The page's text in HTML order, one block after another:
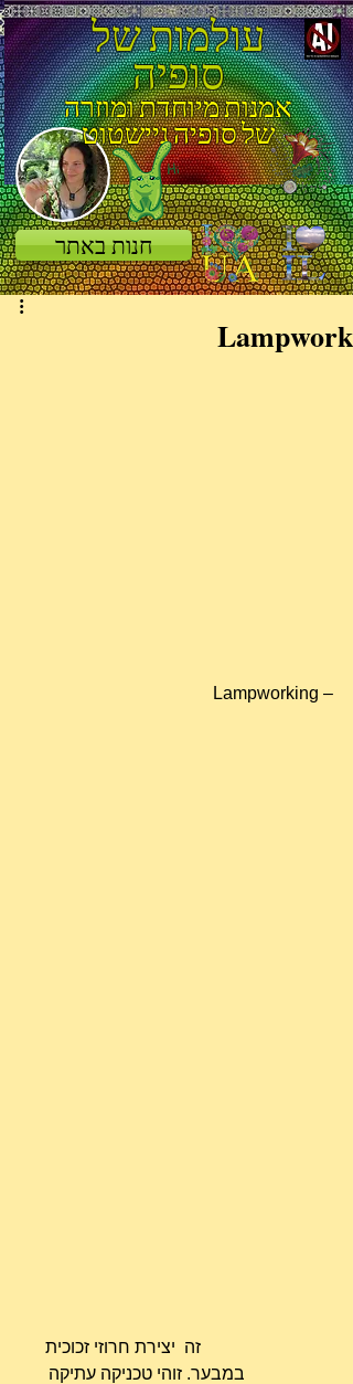
עולמות של
סופיה
אמנות מיוחדת ומוזרה
של סופיה ניישטוט
חנות באתר
Lampwork
Lampworking –
זה  יצירת חרוזי זכוכית
במבער. זוהי טכניקה עתיקה